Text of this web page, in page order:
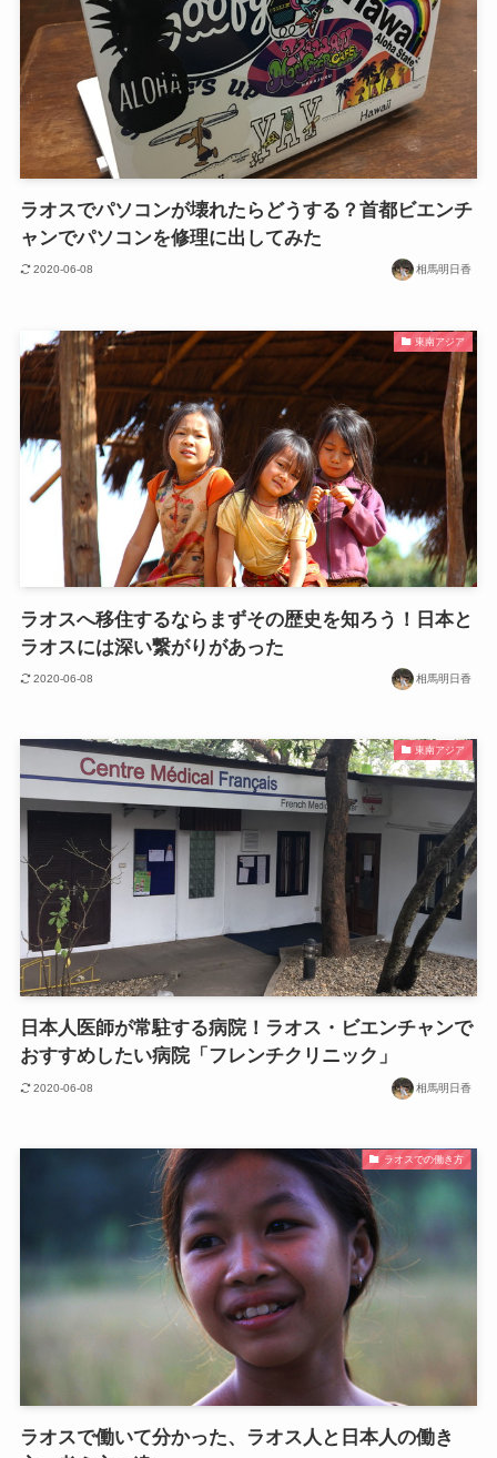
ラオスでパソコンが壊れたらどうする？首都ビエンチ
ャンでパソコンを修理に出してみた
2020-06-08 相馬明日香
東南アジア
ラオスへ移住するならまずその歴史を知ろう！日本と
ラオスには深い繋がりがあった
2020-06-08 相馬明日香
東南アジア
日本人医師が常駐する病院！ラオス・ビエンチャンで
おすすめしたい病院「フレンチクリニック」
2020-06-08 相馬明日香
ラオスでの働き方
ラオスで働いて分かった、ラオス人と日本人の働き